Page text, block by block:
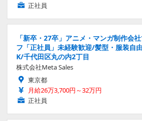
正社員
「新卒・27卒」アニメ・マンガ制作会
フ「正社員」未経験歓迎/髪型・服装自
K/千代田区丸の内2丁目
株式会社Meta Sales
東京都
月給26万3,700円～32万円
正社員